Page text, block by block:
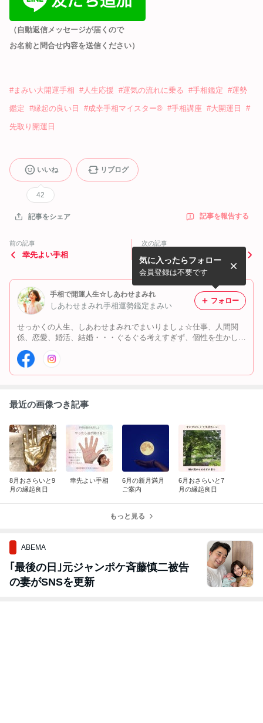
（自動返信メッセージが届くので
お名前と問合せ内容を送信ください）
# まみい大開運手相 # 人生応援 #運気の流れに乗る #手相鑑定 #運勢
鑑定 #縁起の良い日 #成幸手相マイスター® #手相講座 #大開運日 #
先取り開運日
いいね
42
リブログ
記事をシェア 記事を報告する
前の記事
幸先よい手相
次の記事
6月の新月満月ご案内
手相で開運人生☆しあわせまみれ
しあわせまみれ手相運勢鑑定まみい
せっかくの人生、しあわせまみれでまいりましょ☆仕事、人間関
係、恋愛、婚活、結婚・・・ぐるぐる考えすぎず、個性を生かして
気に入ったらフォロー
会員登録は不要です
フォロー
最近の画像つき記事
8月おさらいと9
月の縁起良日
幸先よい手相
6月の新月満月
ご案内
6月おさらいと7
月の縁起良日
もっと見る
ABEMA
｢最後の日｣元ジャンポケ斉藤慎二被告
の妻がSNSを更新